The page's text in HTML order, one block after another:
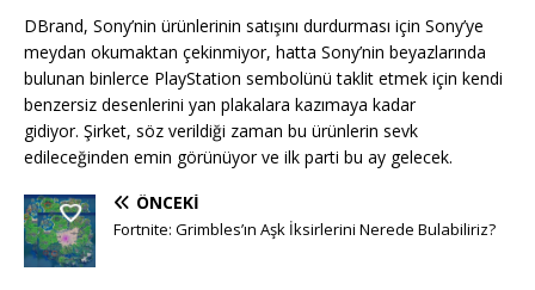
DBrand, Sony’nin ürünlerinin satışını durdurması için Sony’ye
meydan okumaktan çekinmiyor, hatta Sony’nin beyazlarında
bulunan binlerce PlayStation sembolünü taklit etmek için kendi
benzersiz desenlerini yan plakalara kazımaya kadar
gidiyor. Şirket, söz verildiği zaman bu ürünlerin sevk
edileceğinden emin görünüyor ve ilk parti bu ay gelecek.
ÖNCEKI
Fortnite: Grimbles’ın Aşk İksirlerini Nerede Bulabiliriz?